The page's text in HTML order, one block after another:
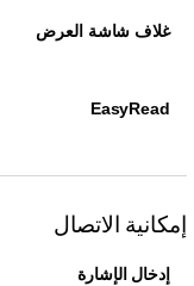
غلاف شاشة العرض
EasyRead
إمكانية الاتصال
إدخال الإشارة